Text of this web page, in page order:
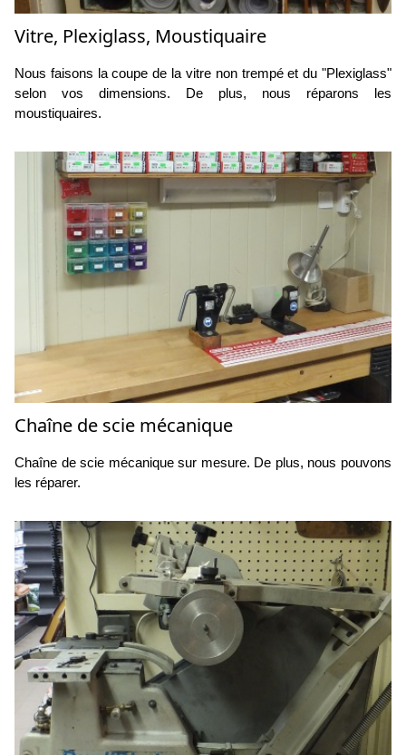
Vitre, Plexiglass, Moustiquaire
Nous faisons la coupe de la vitre non trempé et du "Plexiglass"
selon vos dimensions. De plus, nous réparons les
moustiquaires.
Chaîne de scie mécanique
Chaîne de scie mécanique sur mesure. De plus, nous pouvons
les réparer.